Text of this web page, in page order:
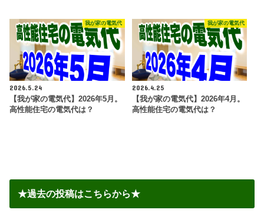
我が家の電気代
2026.5.24
【我が家の電気代】2026年5月。
高性能住宅の電気代は？
我が家の電気代
2026.4.25
【我が家の電気代】2026年4月。
高性能住宅の電気代は？
★過去の投稿はこちらから★